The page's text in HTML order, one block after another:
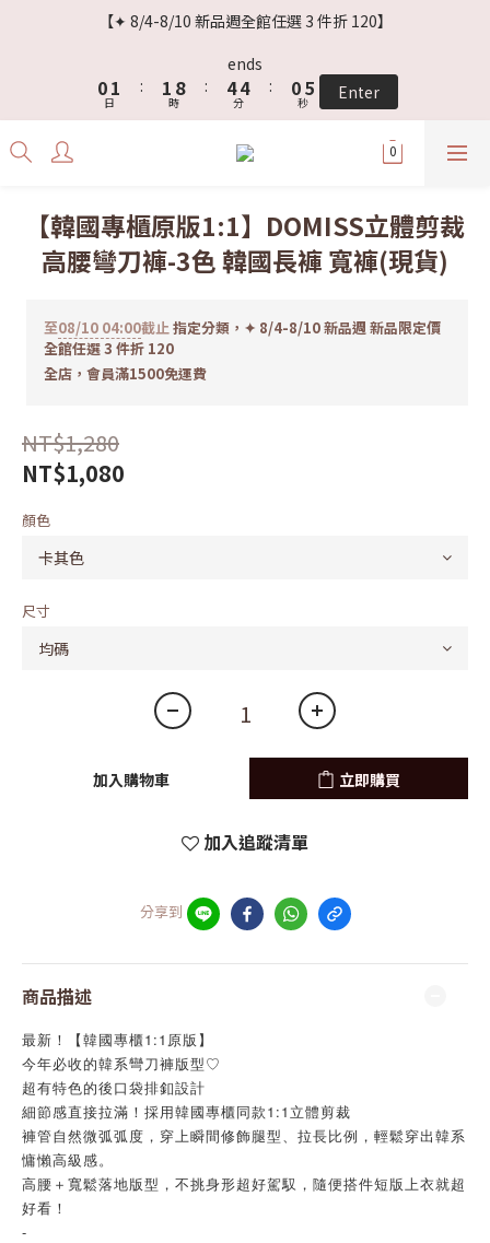
【✦ 8/4-8/10 新品週全館任選 3 件折 120】
ends
0
4
1
0
日
:
4
3
1
0
8
7
3
2
1
0
時
:
7
5
4
3
7
5
4
3
1
分
:
3
0
8
5
4
秒 Enter
【韓國專櫃原版1:1】DOMISS立體剪裁
高腰彎刀褲-3色 韓國長褲 寬褲(現貨)
至08/10 04:00截止指定分類，✦ 8/4-8/10 新品週 新品限定價
全館任選 3 件折 120
全店，會員滿1500免運費
NT$1,280
NT$1,080
顏色
尺寸
加入購物車 立即購買
加入追蹤清單
分享到
商品描述
最新！【韓國專櫃1:1原版】
今年必收的韓系彎刀褲版型♡
超有特色的後口袋排釦設計
細節感直接拉滿！採用韓國專櫃同款1:1立體剪裁
褲管自然微弧弧度，穿上瞬間修飾腿型、拉長比例，輕鬆穿出韓系
慵懶高級感。
高腰＋寬鬆落地版型，不挑身形超好駕馭，隨便搭件短版上衣就超
好看！
-